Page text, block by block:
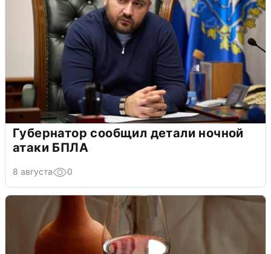
Губернатор сообщил детали ночной
атаки БПЛА
8 августа 0